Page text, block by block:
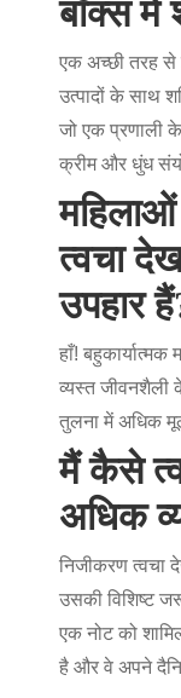
बॉक्स में
एक अच्छी तरह से
उत्पादों के साथ
जो एक प्रणाली
क्रीम और धुंध
महिलाओं
त्वचा
उपहार
हाँ! बहुकार्यात्मक
व्यस्त जीवनशैली
तुलना में अधिक
मैं कैसे
अधिक
निजीकरण त्वचा
उसकी विशिष्ट
एक नोट को
है और वे अपने